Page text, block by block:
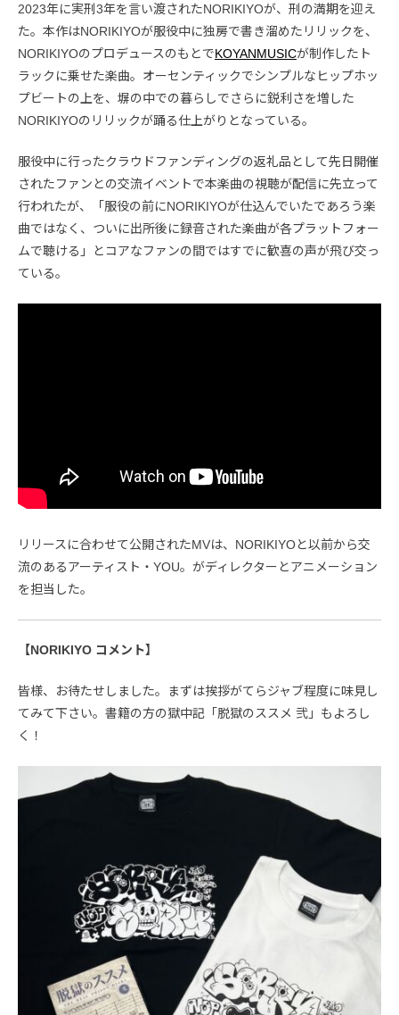
2023年に実刑3年を言い渡されたNORIKIYOが、刑の満期を迎え
た。本作はNORIKIYOが服役中に独房で書き溜めたリリックを、
NORIKIYOのプロデュースのもとでKOYANMUSICが制作したト
ラックに乗せた楽曲。オーセンティックでシンプルなヒップホッ
プビートの上を、塀の中での暮らしでさらに鋭利さを増した
NORIKIYOのリリックが踊る仕上がりとなっている。
服役中に行ったクラウドファンディングの返礼品として先日開催
されたファンとの交流イベントで本楽曲の視聴が配信に先立って
行われたが、「服役の前にNORIKIYOが仕込んでいたであろう楽
曲ではなく、ついに出所後に録音された楽曲が各プラットフォー
ムで聴ける」とコアなファンの間ではすでに歓喜の声が飛び交っ
ている。
リリースに合わせて公開されたMVは、NORIKIYOと以前から交
流のあるアーティスト・YOU。がディレクターとアニメーション
を担当した。
【NORIKIYO コメント】
皆様、お待たせしました。まずは挨拶がてらジャブ程度に味見し
てみて下さい。書籍の方の獄中記「脱獄のススメ 弐」もよろし
く！